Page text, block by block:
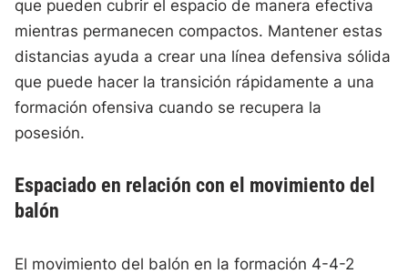
que pueden cubrir el espacio de manera efectiva
mientras permanecen compactos. Mantener estas
distancias ayuda a crear una línea defensiva sólida
que puede hacer la transición rápidamente a una
formación ofensiva cuando se recupera la
posesión.
Espaciado en relación con el movimiento del
balón
El movimiento del balón en la formación 4-4-2